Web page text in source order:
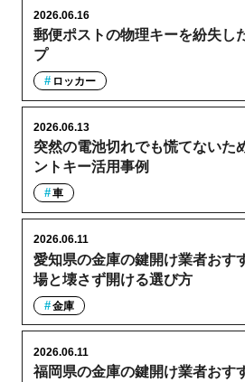
郵便ポストの物理キーを紛失し
プ
2026.06.16
ロッカー
突然の電池切れでも慌てないた
ントキー活用事例
2026.06.13
車
愛知県の金庫の鍵開け業者おす
場と壊さず開ける選び方
2026.06.11
金庫
福岡県の金庫の鍵開け業者おす
2026.06.11